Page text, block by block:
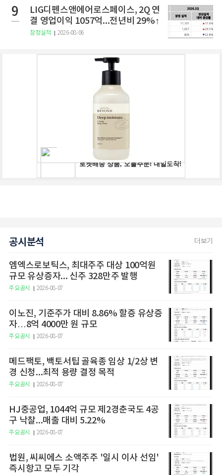
9
LIG디펜스앤에어로스페이스, 2Q 연
결 영업이익 1057억...전년비 29%↑
잠정실적 2026-08-06
공시분석 더보기
엠엑스로보틱스, 최대주주 대상 100억원
규모 유상증자... 신주 328만주 발행
주요공시 2026-08-07
이노진, 기준주가 대비 8.86% 할증 유상증
자…8억 4000만 원 규모
주요공시 2026-08-07
메드팩토, 백토서팁 골육종 임상 1/2상 변
경 신청...최적 용량 결정 목적
주요공시 2026-08-07
HJ중공업, 1044억 규모 제2경춘국도 4공
구 낙찰...매출 대비 5.22%
주요공시 2026-08-07
법원, 씨씨에스 소액주주 '일시 이사 선임'
즉시항고 모두 기각